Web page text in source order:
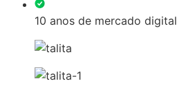
10 anos de mercado digital